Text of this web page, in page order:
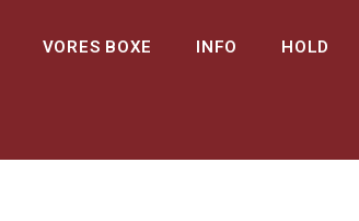
VORES BOXE INFO HOLD